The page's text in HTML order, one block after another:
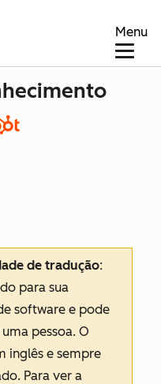
Menu
de tradução:
para sua
software e pode
pessoa. O
inglês e sempre
Para ver a